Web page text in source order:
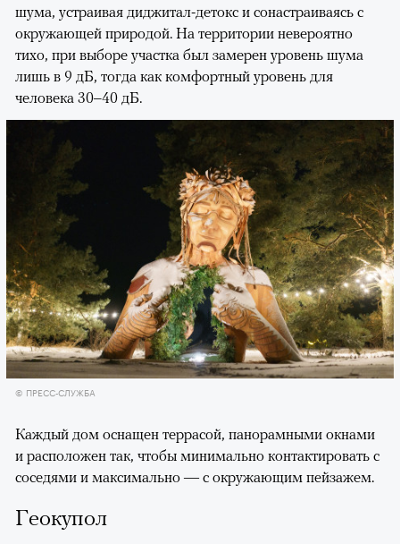
00:00 / 00:00
шума, устраивая диджитал-детокс и сонастраиваясь с
окружающей природой. На территории невероятно
тихо, при выборе участка был замерен уровень шума
лишь в 9 дБ, тогда как комфортный уровень для
человека 30–40 дБ.
© ПРЕСС-СЛУЖБА
Каждый дом оснащен террасой, панорамными окнами
и расположен так, чтобы минимально контактировать с
соседями и максимально — с окружающим пейзажем.
Геокупол